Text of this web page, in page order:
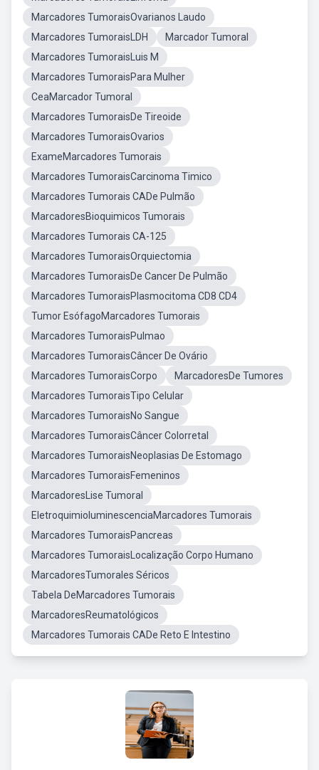
Marcadores TumoraisOvarianos Laudo
Marcadores TumoraisLDH
Marcador Tumoral
Marcadores TumoraisLuis M
Marcadores TumoraisPara Mulher
CeaMarcador Tumoral
Marcadores TumoraisDe Tireoide
Marcadores TumoraisOvarios
ExameMarcadores Tumorais
Marcadores TumoraisCarcinoma Timico
Marcadores Tumorais CADe Pulmão
MarcadoresBioquimicos Tumorais
Marcadores Tumorais CA-125
Marcadores TumoraisOrquiectomia
Marcadores TumoraisDe Cancer De Pulmão
Marcadores TumoraisPlasmocitoma CD8 CD4
Tumor EsófagoMarcadores Tumorais
Marcadores TumoraisPulmao
Marcadores TumoraisCâncer De Ovário
Marcadores TumoraisCorpo
MarcadoresDe Tumores
Marcadores TumoraisTipo Celular
Marcadores TumoraisNo Sangue
Marcadores TumoraisCâncer Colorretal
Marcadores TumoraisNeoplasias De Estomago
Marcadores TumoraisFemeninos
MarcadoresLise Tumoral
EletroquimioluminescenciaMarcadores Tumorais
Marcadores TumoraisPancreas
Marcadores TumoraisLocalização Corpo Humano
MarcadoresTumorales Séricos
Tabela DeMarcadores Tumorais
MarcadoresReumatológicos
Marcadores Tumorais CADe Reto E Intestino